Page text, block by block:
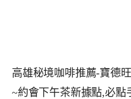
高雄秘境咖啡推薦-寶德
~約會下午茶新據點,必點